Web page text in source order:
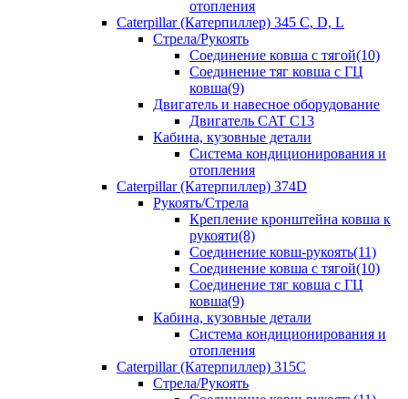
отопления
Caterpillar (Катерпиллер) 345 C, D, L
Стрела/Рукоять
Соединение ковша с тягой(10)
Соединение тяг ковша с ГЦ
ковша(9)
Двигатель и навесное оборудование
Двигатель CAT C13
Кабина, кузовные детали
Система кондиционирования и
отопления
Caterpillar (Катерпиллер) 374D
Рукоять/Стрела
Крепление кронштейна ковша к
рукояти(8)
Соединение ковш-рукоять(11)
Соединение ковша с тягой(10)
Соединение тяг ковша с ГЦ
ковша(9)
Кабина, кузовные детали
Система кондиционирования и
отопления
Caterpillar (Катерпиллер) 315C
Стрела/Рукоять